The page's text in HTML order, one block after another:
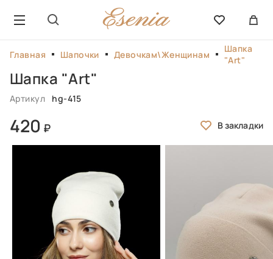
Главная Шапочки Девочкам\Женщинам
Шапка
"Art"
Шапка "Art"
Артикул hg-415
420